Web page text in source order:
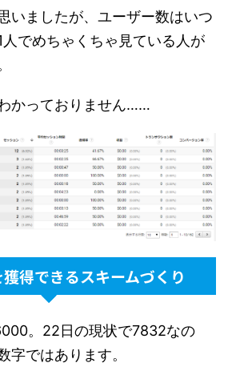
いましたが、ユーザー数はいつ
人でめちゃくちゃ見ている人が
かっておりません……
得できるスキームづくり
。22日の現状で7832なの
字ではあります。